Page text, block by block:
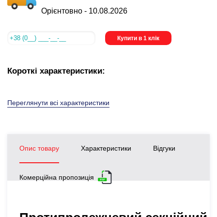
Орієнтовно - 10.08.2026
Купити в 1 клік
Короткі характеристики:
Переглянути всі характеристики
Опис товару Характеристики Відгуки
Комерційна пропозиція